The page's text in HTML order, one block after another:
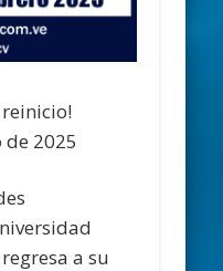
reinicio!
2025
a su